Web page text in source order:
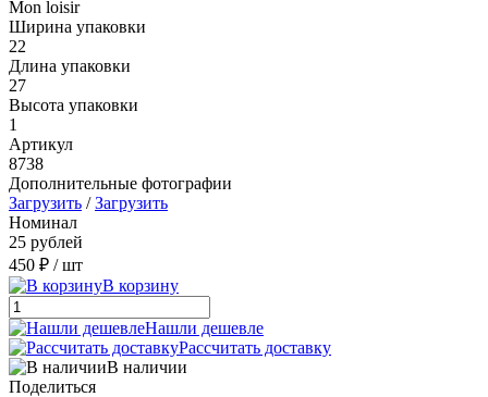
Mon loisir
Ширина упаковки
22
Длина упаковки
27
Высота упаковки
1
Артикул
8738
Дополнительные фотографии
Загрузить /Загрузить
Номинал
25 рублей
450 ₽ / шт
В корзину
Нашли дешевле
Рассчитать доставку
В наличии
Поделиться